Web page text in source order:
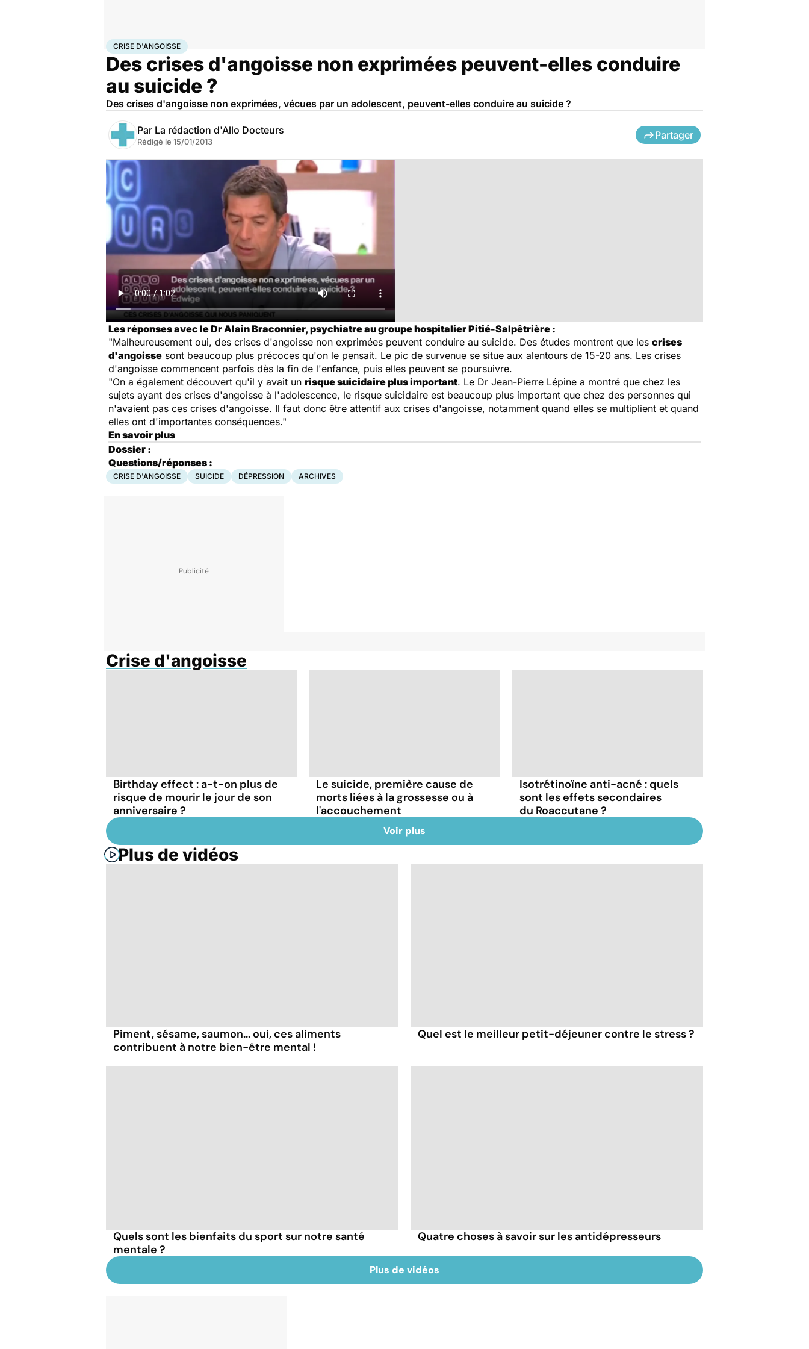
AccueilBien-êtrePsychoCrise d'angoisse
CRISE D'ANGOISSE
Des crises d'angoisse non exprimées peuvent-elles conduire
au suicide ?
Des crises d'angoisse non exprimées, vécues par un adolescent, peuvent-elles conduire au suicide ?
Par La rédaction d'Allo Docteurs
Rédigé le 15/01/2013
Partager
Les réponses avec le Dr Alain Braconnier, psychiatre au groupe hospitalier Pitié-Salpêtrière :
"Malheureusement oui, des crises d'angoisse non exprimées peuvent conduire au suicide. Des études montrent que les crises
d'angoisse sont beaucoup plus précoces qu'on le pensait. Le pic de survenue se situe aux alentours de 15-20 ans. Les crises
d'angoisse commencent parfois dès la fin de l'enfance, puis elles peuvent se poursuivre.
"On a également découvert qu'il y avait un risque suicidaire plus important. Le Dr Jean-Pierre Lépine a montré que chez les
sujets ayant des crises d'angoisse à l'adolescence, le risque suicidaire est beaucoup plus important que chez des personnes qui
n'avaient pas ces crises d'angoisse. Il faut donc être attentif aux crises d'angoisse, notamment quand elles se multiplient et quand
elles ont d'importantes conséquences."
En savoir plus
Dossier :
Questions/réponses :
CRISE D'ANGOISSE SUICIDE DÉPRESSION ARCHIVES
Crise d'angoisse
Birthday effect : a-t-on plus de
risque de mourir le jour de son
anniversaire ?
Le suicide, première cause de
morts liées à la grossesse ou à
l'accouchement
Isotrétinoïne anti-acné : quels
sont les effets secondaires
du Roaccutane ?
Voir plus
Plus de vidéos
Piment, sésame, saumon... oui, ces aliments
contribuent à notre bien-être mental !
Quel est le meilleur petit-déjeuner contre le stress ?
Quels sont les bienfaits du sport sur notre santé
mentale ?
Quatre choses à savoir sur les antidépresseurs
Plus de vidéos